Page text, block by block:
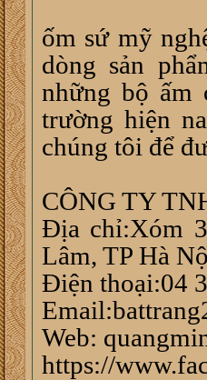
ốm sứ mỹ
dòng sản
những bộ
trường hiện
chúng tôi để
CÔNG TY
Địa chỉ:Xóm
Lâm, TP Hà
Điện thoại:04
Web:
https://